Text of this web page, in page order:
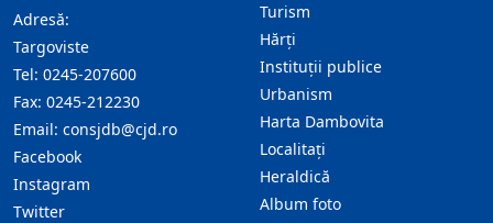
Adresă:
Targoviste
Tel: 0245-207600
Fax: 0245-212230
Email: consjdb@cjd.ro
Facebook
Instagram
Twitter
Turism
Hărţi
Instituţii publice
Urbanism
Harta Dambovita
Localitaţi
Heraldică
Album foto